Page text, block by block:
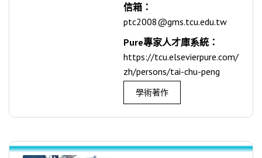
信箱：
ptc2008@gms.tcu.edu.tw
Pure專家人才庫系統：
https://tcu.elsevierpure.com/
zh/persons/tai-chu-peng
學術著作